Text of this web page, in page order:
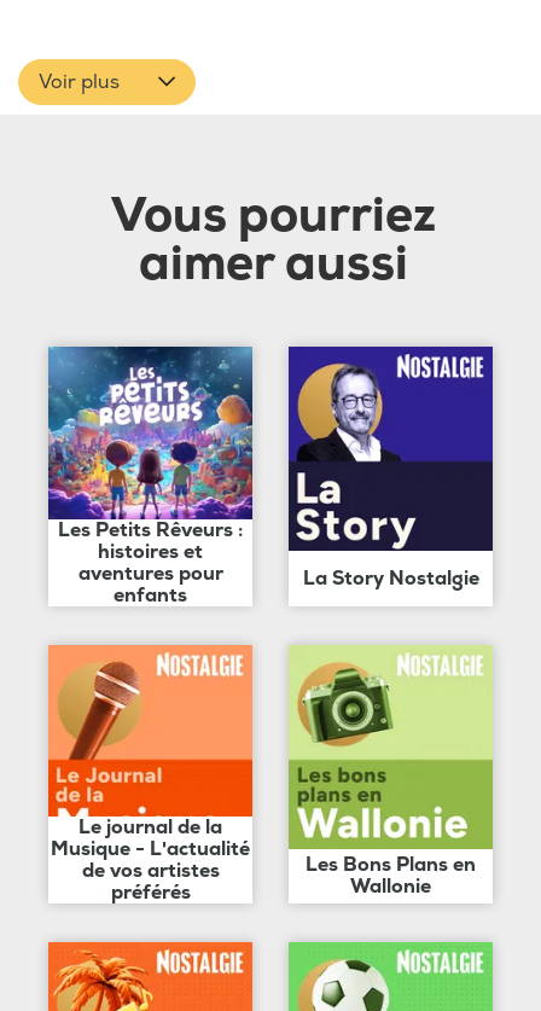
Voir plus
Vous pourriez
aimer aussi
Les Petits Rêveurs :
histoires et
aventures pour
enfants
La Story Nostalgie
Le journal de la
Musique - L'actualité
de vos artistes
préférés
Les Bons Plans en
Wallonie